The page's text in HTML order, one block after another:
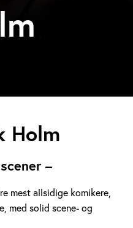
Holm
–
mest allsidige komikere,
med solid scene- og